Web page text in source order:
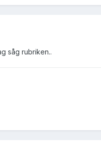
såg rubriken..